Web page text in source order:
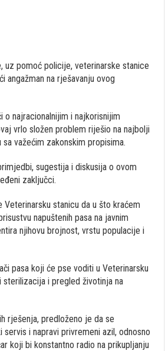
uz pomoć policije, veterinarske stanice
angažman na rješavanju ovog
o najracionalnijim i najkorisnijim
vrlo složen problem riješio na najbolji
sa važećim zakonskim propisima.
sugestija i diskusija o ovom
zaključci.
Veterinarsku stanicu da u što kraćem
napuštenih pasa na javnim
njihovu brojnost, vrstu populacije i
pasa koji će pse voditi u Veterinarsku
i pregled životinja na
rješenja, predloženo je da se
i napravi privremeni azil, odnosno
koji bi konstantno radio na prikupljanju